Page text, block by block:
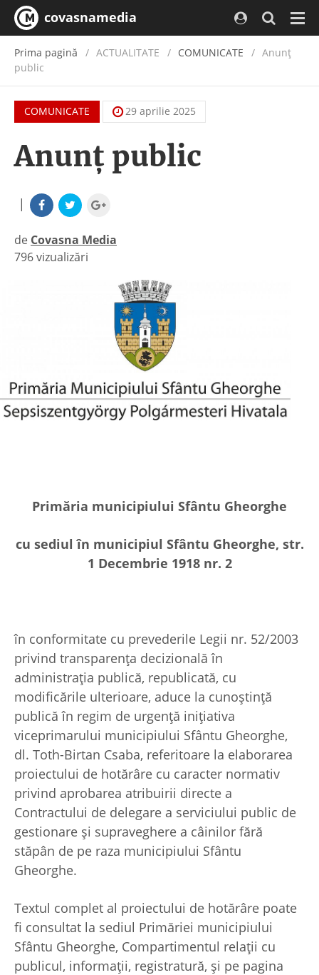
covasnamedia
Prima pagină ACTUALITATE / COMUNICATE
Anunţ
public
COMUNICATE 29 aprilie 2025
Anunţ public
|
de Covasna Media
|
796 vizualizări
Primăria municipiului Sfântu Gheorghe
cu sediul în municipiul Sfântu Gheorghe, str.
1 Decembrie 1918 nr. 2
în conformitate cu prevederile Legii nr. 52/2003
privind transparenţa decizională în
administraţia publică, republicată, cu
modificările ulterioare, aduce la cunoştinţă
publică în regim de urgență iniţiativa
viceprimarului municipiului Sfântu Gheorghe,
dl. Toth-Birtan Csaba, referitoare la elaborarea
proiectului de hotărâre cu caracter normativ
privind aprobarea atribuirii directe a
Contractului de delegare a serviciului public de
gestionare și supraveghere a câinilor fără
stăpân de pe raza municipiului Sfântu
Gheorghe.
Textul complet al proiectului de hotărâre poate
fi consultat la sediul Primăriei municipiului
Sfântu Gheorghe, Compartimentul relaţii cu
publicul, informaţii, registratură, și pe pagina